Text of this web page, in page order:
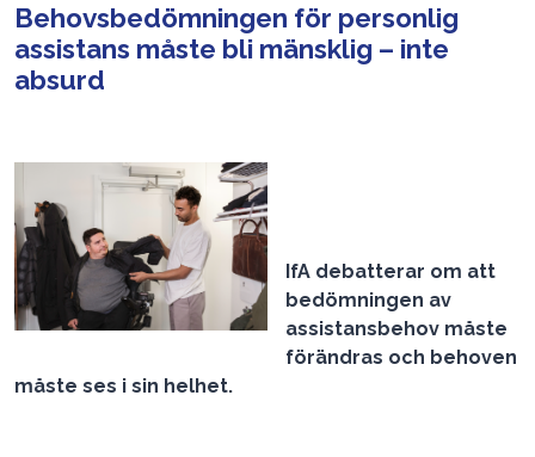
Behovsbedömningen för personlig
assistans måste bli mänsklig – inte
absurd
IfA debatterar om att
bedömningen av
assistansbehov måste
förändras och behoven
måste ses i sin helhet.